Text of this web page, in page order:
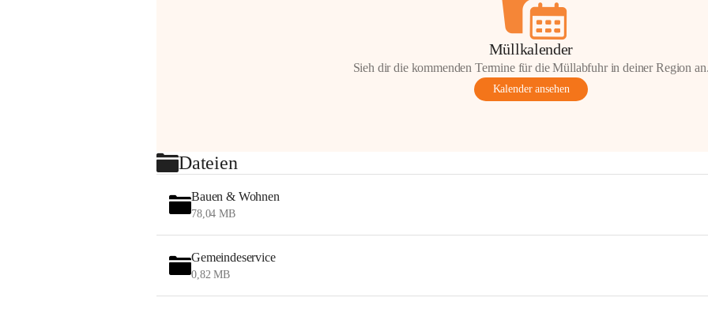
Müllkalender
Sieh dir die kommenden Termine für die Müllabfuhr in deiner Region
Kalender ansehen
Dateien
Bauen & Wohnen
78,04 MB
Gemeindeservice
0,82 MB